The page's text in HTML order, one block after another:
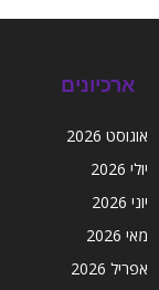
ארכיונים
אוגוסט 2026
יולי 2026
יוני 2026
מאי 2026
אפריל 2026